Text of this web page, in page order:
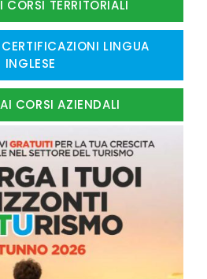
CORSI TERRITORIALI
LINGUA
INGLESE
CORSI AZIENDALI